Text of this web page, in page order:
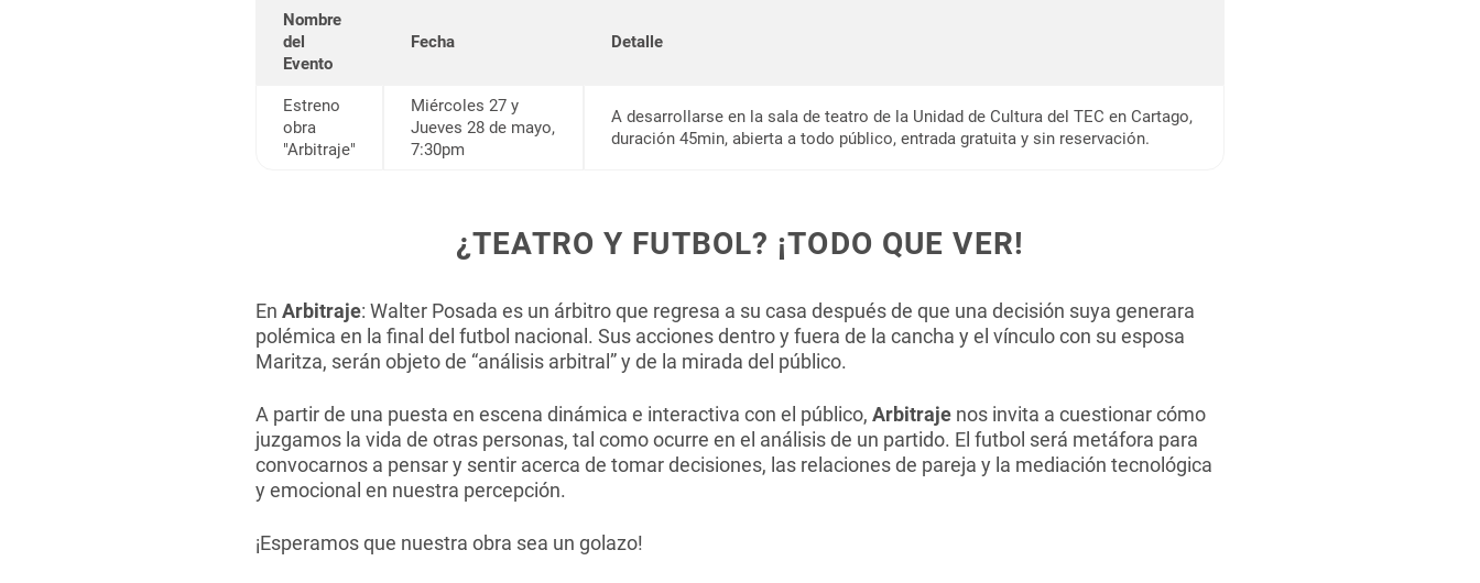
Las cuerdas son para saltar (2018).
36 respuestas (2019).
Arbitraje (2025).
VIDEO CREACIONES
Nombre
del
Evento
Fecha Detalle
Estreno
obra
"Arbitraje"
Miércoles 27 y
Jueves 28 de mayo,
7:30pm
A desarrollarse en la sala de teatro de la Unidad de Cultura del TEC en Cartago,
duración 45min, abierta a todo público, entrada gratuita y sin reservación.
¿TEATRO Y FUTBOL? ¡TODO QUE VER!
En Arbitraje: Walter Posada es un árbitro que regresa a su casa después de que una decisión suya generara
polémica en la final del futbol nacional. Sus acciones dentro y fuera de la cancha y el vínculo con su esposa
Maritza, serán objeto de “análisis arbitral” y de la mirada del público.
A partir de una puesta en escena dinámica e interactiva con el público, Arbitraje nos invita a cuestionar cómo
juzgamos la vida de otras personas, tal como ocurre en el análisis de un partido. El futbol será metáfora para
convocarnos a pensar y sentir acerca de tomar decisiones, las relaciones de pareja y la mediación tecnológica
y emocional en nuestra percepción.
¡Esperamos que nuestra obra sea un golazo!